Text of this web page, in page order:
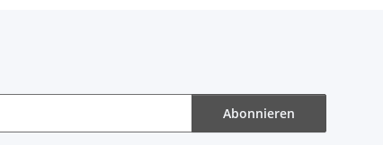
Abonnieren